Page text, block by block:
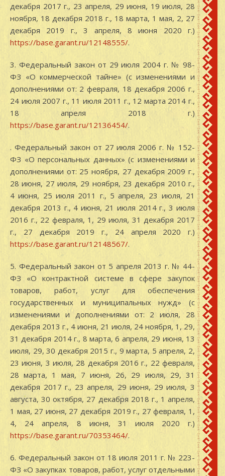
декабря 2017 г., 23 апреля, 29 июня, 19 июля, 28
ноября, 18 декабря 2018 г., 18 марта, 1 мая, 2, 27
декабря 2019 г., 3 апреля, 8 июня 2020 г.)
https://base.garant.ru/12148555/.
3. Федеральный закон от 29 июля 2004 г. № 98-
ФЗ «О коммерческой тайне» (с изменениями и
дополнениями от: 2 февраля, 18 декабря 2006 г.,
24 июля 2007 г., 11 июля 2011 г., 12 марта 2014 г.,
18 апреля 2018 г.)
https://base.garant.ru/12136454/.
. Федеральный закон от 27 июля 2006 г. № 152-
ФЗ «О персональных данных» (с изменениями и
дополнениями от: 25 ноября, 27 декабря 2009 г.,
28 июня, 27 июля, 29 ноября, 23 декабря 2010 г.,
4 июня, 25 июля 2011 г., 5 апреля, 23 июля, 21
декабря 2013 г., 4 июня, 21 июля 2014 г., 3 июля
2016 г., 22 февраля, 1, 29 июля, 31 декабря 2017
г., 27 декабря 2019 г., 24 апреля 2020 г.)
https://base.garant.ru/12148567/.
5. Федеральный закон от 5 апреля 2013 г. № 44-
ФЗ «О контрактной системе в сфере закупок
товаров, работ, услуг для обеспечения
государственных и муниципальных нужд» (с
изменениями и дополнениями от: 2 июля, 28
декабря 2013 г., 4 июня, 21 июля, 24 ноября, 1, 29,
31 декабря 2014 г., 8 марта, 6 апреля, 29 июня, 13
июля, 29, 30 декабря 2015 г., 9 марта, 5 апреля, 2,
23 июня, 3 июля, 28 декабря 2016 г., 22 февраля,
28 марта, 1 мая, 7 июня, 26, 29 июля, 29, 31
декабря 2017 г., 23 апреля, 29 июня, 29 июля, 3
августа, 30 октября, 27 декабря 2018 г., 1 апреля,
1 мая, 27 июня, 27 декабря 2019 г., 27 февраля, 1,
4, 24 апреля, 8 июня, 31 июля 2020 г.)
https://base.garant.ru/70353464/.
6. Федеральный закон от 18 июля 2011 г. № 223-
ФЗ «О закупках товаров, работ, услуг отдельными